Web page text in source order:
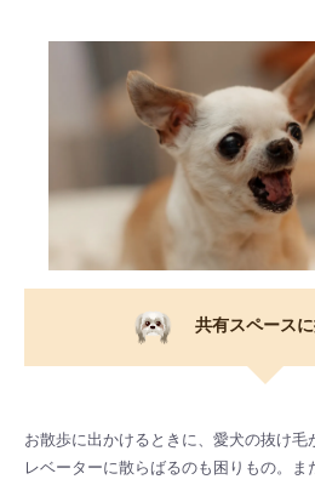
共有スペース
お散歩に出かけるときに、愛犬の抜け毛
レベーターに散らばるのも困りもの。